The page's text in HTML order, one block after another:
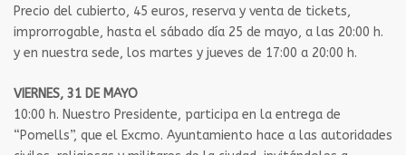
Precio del cubierto, 45 euros, reserva y venta de tickets,
improrrogable, hasta el sábado día 25 de mayo, a las 20:00 h.
y en nuestra sede, los martes y jueves de 17:00 a 20:00 h.
VIERNES, 31 DE MAYO
10:00 h. Nuestro Presidente, participa en la entrega de
“Pomells”, que el Excmo. Ayuntamiento hace a las autoridades